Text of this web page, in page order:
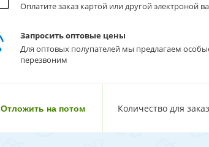
Оплатите заказ картой или другой электроной
Запросить оптовые цены
Для оптовых полупателей мы предлагаем
перезвоним
Отложить на потом Количество для